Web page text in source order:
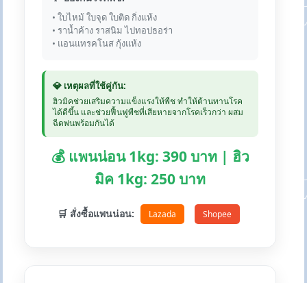
• ใบไหม้ ใบจุด ใบติด กิ่งแห้ง
• ราน้ำค้าง ราสนิม ไปทอปธอร่า
• แอนแทรคโนส กุ้งแห้ง
💎 เหตุผลที่ใช้คู่กัน:
ฮิวมิคช่วยเสริมความแข็งแรงให้พืช ทำให้ต้านทานโรค
ได้ดีขึ้น และช่วยฟื้นฟูพืชที่เสียหายจากโรคเร็วกว่า ผสม
ฉีดพ่นพร้อมกันได้
💰 แพนน่อน 1kg: 390 บาท | ฮิว
มิค 1kg: 250 บาท
🛒 สั่งซื้อแพนน่อน: Lazada Shopee